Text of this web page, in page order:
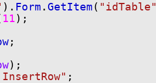
). Form . GetItem ( "idTable"
11 );
;
);
;